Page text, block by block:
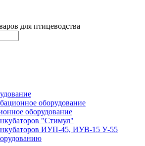
для птицеводства
оборудование
оборудование
"Стимул"
ИУП-45, ИУВ-15 У-55